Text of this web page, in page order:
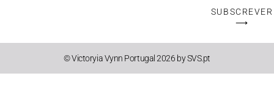
SUBSCREVER
⟶
© Victoryia Vynn Portugal 2026 by SVS.pt